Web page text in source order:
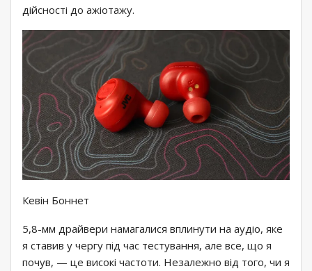
дійсності до ажіотажу.
Кевін Боннет
5,8-мм драйвери намагалися вплинути на аудіо, яке
я ставив у чергу під час тестування, але все, що я
почув, — це високі частоти. Незалежно від того, чи я